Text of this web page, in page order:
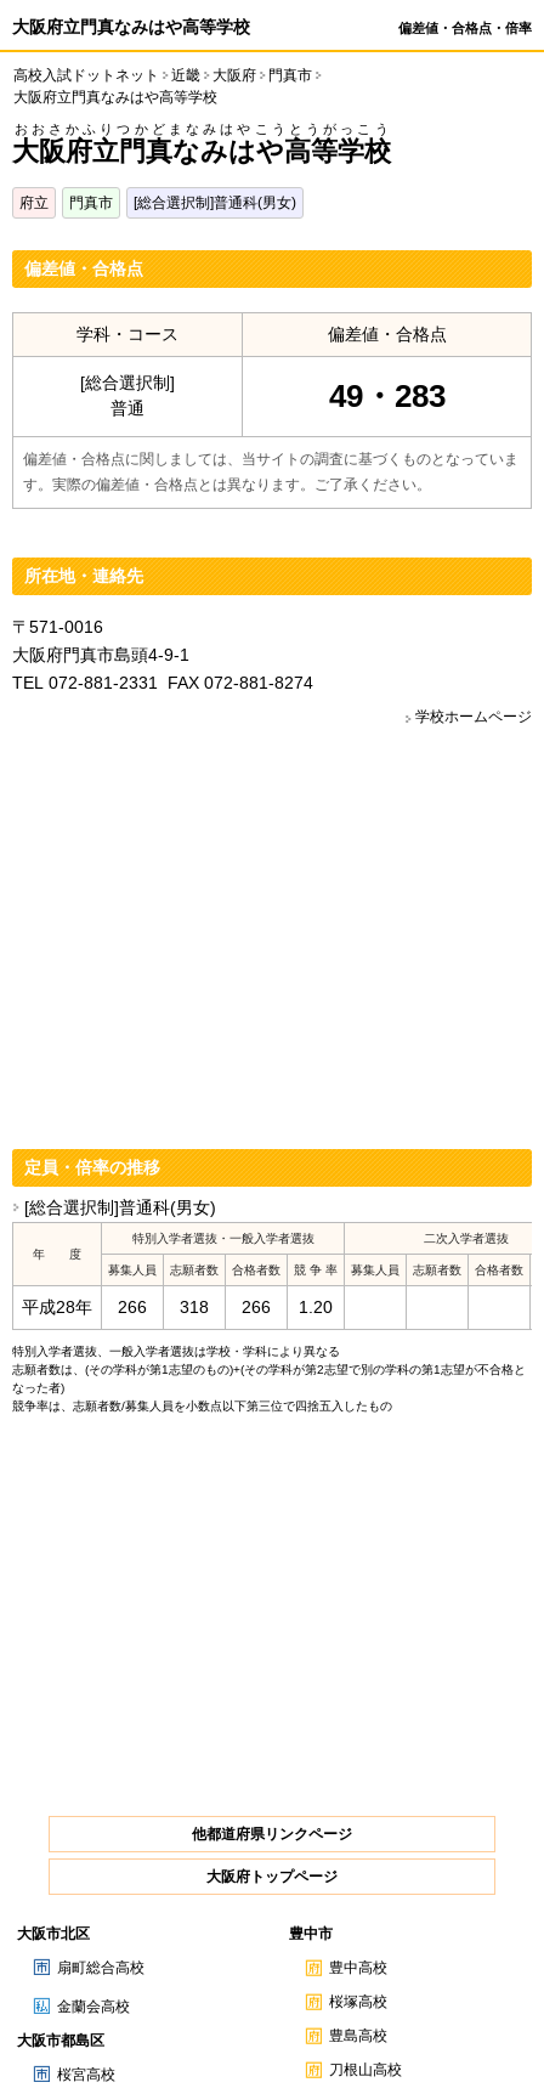
大阪府立門真なみはや高等学校 偏差値・合格点・倍率
高校入試ドットネット 近畿 大阪府
門真市
大阪府立門真なみはや高等学校
大阪府立門真なみはや高等学校
おおさかふりつかどまなみはやこうとうがっこう
府立 門真市 [総合選択制]普通科(男女)
偏差値・合格点
学科・コース 偏差値・合格点
[総合選択制]
普通
49・283
偏差値・合格点に関しましては、当サイトの調査に基づくものとなっていま
す。実際の偏差値・合格点とは異なります。ご了承ください。
所在地・連絡先
〒571-0016
大阪府門真市島頭4-9-1
TEL 072-881-2331 FAX 072-881-8274
学校ホームページ
定員・倍率の推移
[総合選択制]普通科(男女)
年 度
特別入学者選抜・一般入学者選抜 二次入学者選抜
募集人員 志願者数 合格者数 競 争 率 募集人員 志願者数 合格者数
平成28年 266 318 266 1.20
特別入学者選抜、一般入学者選抜は学校・学科により異なる
志願者数は、(その学科が第1志望のもの)+(その学科が第2志望で別の学科の第1志望が不合格と
なった者)
競争率は、志願者数/募集人員を小数点以下第三位で四捨五入したもの
他都道府県リンクページ
大阪府トップページ
大阪市北区
扇町総合高校
金蘭会高校
大阪市都島区
桜宮高校
豊中市
豊中高校
桜塚高校
豊島高校
刀根山高校